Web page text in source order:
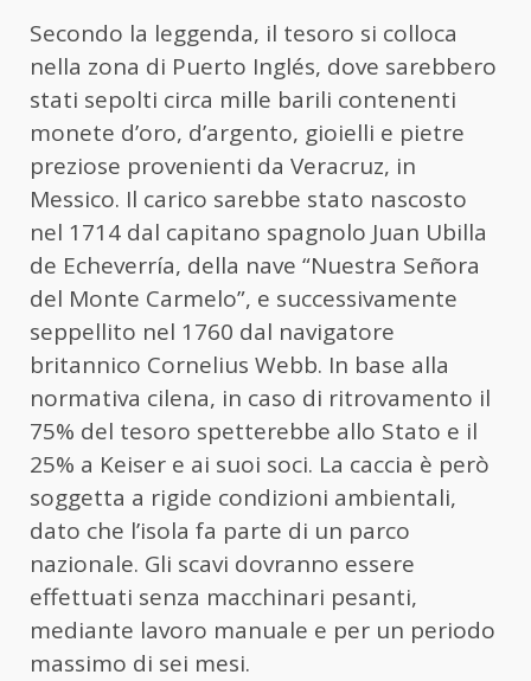
Secondo la leggenda, il tesoro si colloca
nella zona di Puerto Inglés, dove sarebbero
stati sepolti circa mille barili contenenti
monete d’oro, d’argento, gioielli e pietre
preziose provenienti da Veracruz, in
Messico. Il carico sarebbe stato nascosto
nel 1714 dal capitano spagnolo Juan Ubilla
de Echeverría, della nave “Nuestra Señora
del Monte Carmelo”, e successivamente
seppellito nel 1760 dal navigatore
britannico Cornelius Webb. In base alla
normativa cilena, in caso di ritrovamento il
75% del tesoro spetterebbe allo Stato e il
25% a Keiser e ai suoi soci. La caccia è però
soggetta a rigide condizioni ambientali,
dato che l’isola fa parte di un parco
nazionale. Gli scavi dovranno essere
effettuati senza macchinari pesanti,
mediante lavoro manuale e per un periodo
massimo di sei mesi.